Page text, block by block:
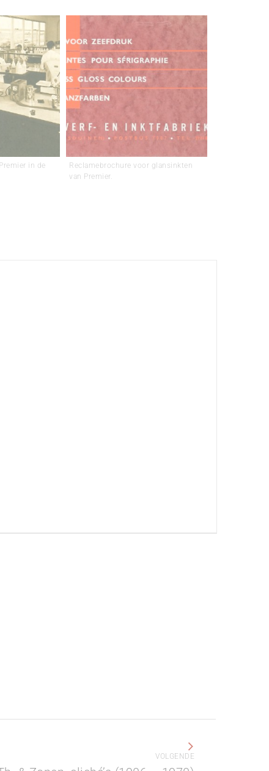
in de
Reclamebrochure voor glansinkten
van Premier.
VOLGENDE